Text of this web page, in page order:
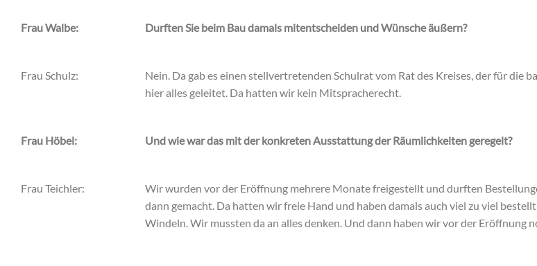
Frau Walbe: Durften Sie beim Bau damals mitentscheiden und Wünsche äußern?
Frau Schulz:
Nein. Da gab es einen stellvertretenden Schulrat vom Rat des Kreises, der für die
hier alles geleitet. Da hatten wir kein Mitspracherecht.
Frau Höbel: Und wie war das mit der konkreten Ausstattung der Räumlichkeiten geregelt?
Frau Teichler:
Wir wurden vor der Eröffnung mehrere Monate freigestellt und durften
dann gemacht. Da hatten wir freie Hand und haben damals auch viel zu viel
Windeln. Wir mussten da an alles denken. Und dann haben wir vor der Eröffnung